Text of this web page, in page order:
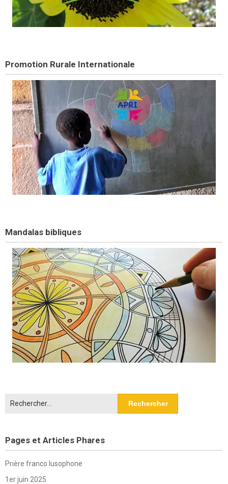
Promotion Rurale Internationale
Mandalas bibliques
Pages et Articles Phares
Prière franco lusophone
1er juin 2025